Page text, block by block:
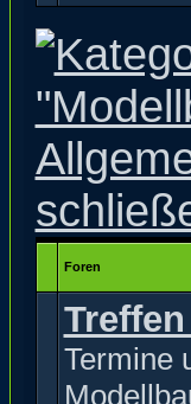
Foren
Termine